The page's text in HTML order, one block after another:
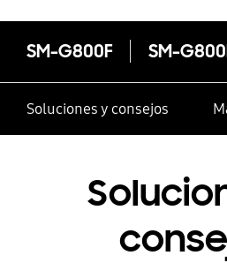
SM-G800F SM-
Soluciones y consejos